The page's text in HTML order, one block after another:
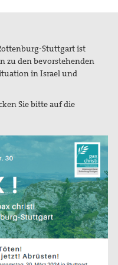
Baden-Württemberg
Württemberg
Stuttgart ist
zu den bevorstehenden
in Israel und
Sie bitte auf die